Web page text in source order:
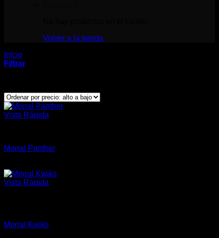
Volver a la tienda
Inicio
Filtrar
Vista Rápida
Morral Panther
Vista Rápida
Morral Kwiks